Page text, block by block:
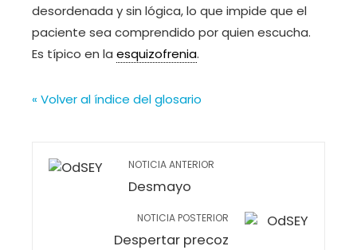
desordenada y sin lógica, lo que impide que el
paciente sea comprendido por quien escucha.
Es típico en la esquizofrenia.
« Volver al índice del glosario
NOTICIA ANTERIOR
Desmayo
NOTICIA POSTERIOR
Despertar precoz